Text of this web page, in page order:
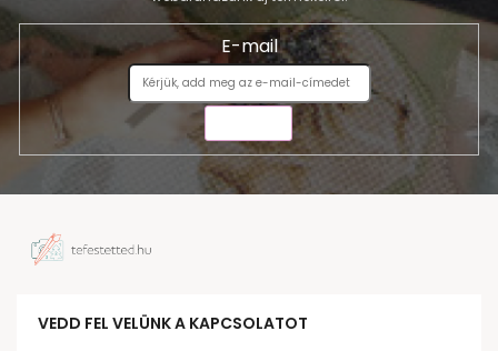
E-mail
VEDD FEL VELÜNK A KAPCSOLATOT